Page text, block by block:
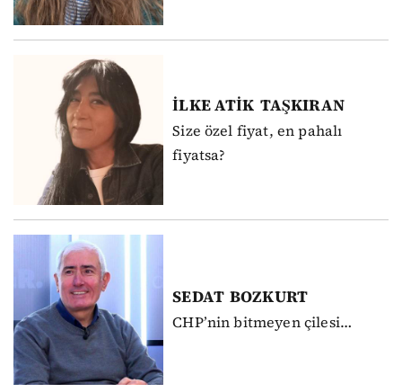
İLKE ATİK TAŞKIRAN
Size özel fiyat, en pahalı
fiyatsa?
SEDAT BOZKURT
CHP’nin bitmeyen çilesi…